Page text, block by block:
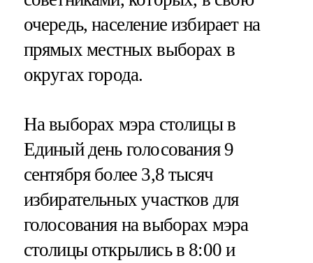
очередь, население избирает на
прямых местных выборах в
округах города.
На выборах мэра столицы в
Единый день голосования 9
сентября более 3,8 тысяч
избирательных участков для
голосования на выборах мэра
столицы открылись в 8:00 и